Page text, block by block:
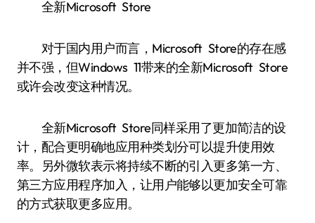
全新Microsoft Store
对于国内用户而言，Microsoft Store的存在感
并不强，但Windows 11带来的全新Microsoft Store
或许会改变这种情况。
全新Microsoft Store同样采用了更加简洁的设
计，配合更明确地应用种类划分可以提升使用效
率。另外微软表示将持续不断的引入更多第一方、
第三方应用程序加入，让用户能够以更加安全可靠
的方式获取更多应用。